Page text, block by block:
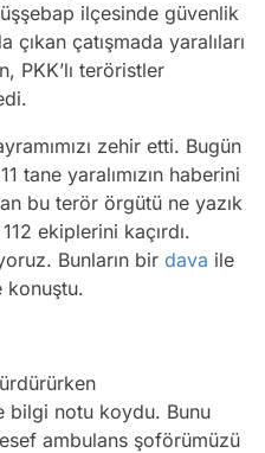
ilçesinde güvenlik
çatışmada yaralıları
PKK’lı teröristler
zehir etti. Bugün
tane yaralımızın haberini
bu terör örgütü ne yazık
ekiplerini kaçırdı.
Bunların bir dava ile
konuştu.
bilgi notu koydu. Bunu
ambulans şoförümüzü